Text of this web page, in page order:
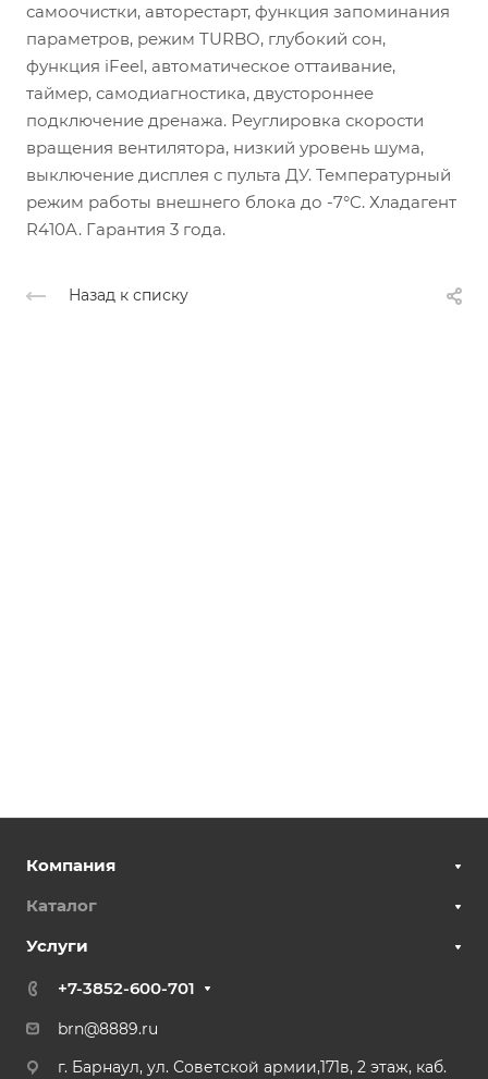
самоочистки, авторестарт, функция запоминания
параметров, режим TURBO, глубокий сон,
функция iFeel, автоматическое оттаивание,
таймер, самодиагностика, двустороннее
подключение дренажа. Реуглировка скорости
вращения вентилятора, низкий уровень шума,
выключение дисплея с пульта ДУ. Температурный
режим работы внешнего блока до -7°C. Хладагент
R410A. Гарантия 3 года.
Назад к списку
Компания
Каталог
Услуги
+7-3852-600-701
brn@8889.ru
г. Барнаул, ул. Советской армии,171в, 2 этаж, каб.